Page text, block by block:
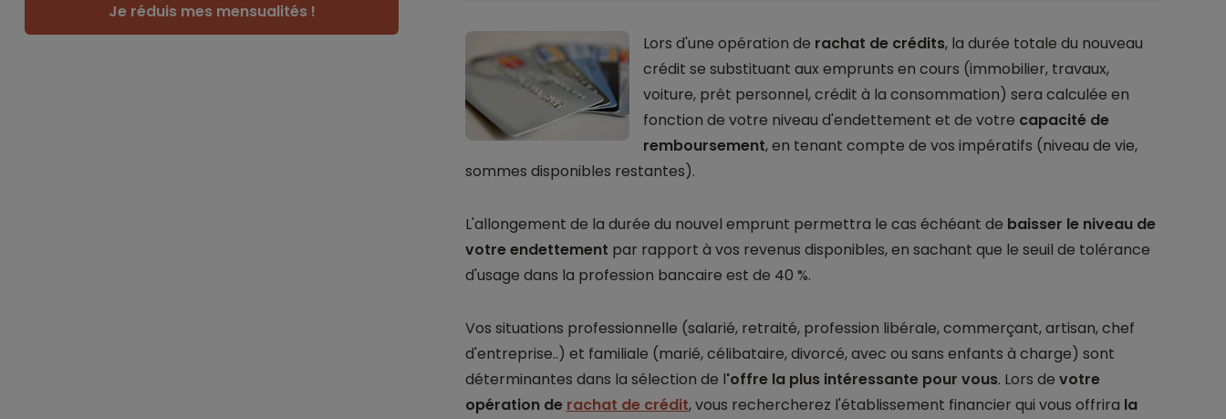
Je réduis mes mensualités !
Lors d'une opération de rachat de crédits, la durée totale du nouveau
crédit se substituant aux emprunts en cours (immobilier, travaux,
voiture, prêt personnel, crédit à la consommation) sera calculée en
fonction de votre niveau d'endettement et de votre capacité de
remboursement, en tenant compte de vos impératifs (niveau de vie,
sommes disponibles restantes).
L'allongement de la durée du nouvel emprunt permettra le cas échéant de baisser le niveau de
votreendettement par rapport à vos revenus disponibles, en sachant que le seuil de tolérance
d'usage dans la profession bancaire est de 40 %.
Vos situations professionnelle (salarié, retraité, profession libérale, commerçant, artisan, chef
d'entreprise..) et familiale (marié, célibataire, divorcé, avec ou sans enfants à charge) sont
déterminantes dans la sélection de l'offre la plus intéressante pour vous. Lors de votre
opération de rachat de crédit, vous rechercherez l'établissement financier qui vous offrira la